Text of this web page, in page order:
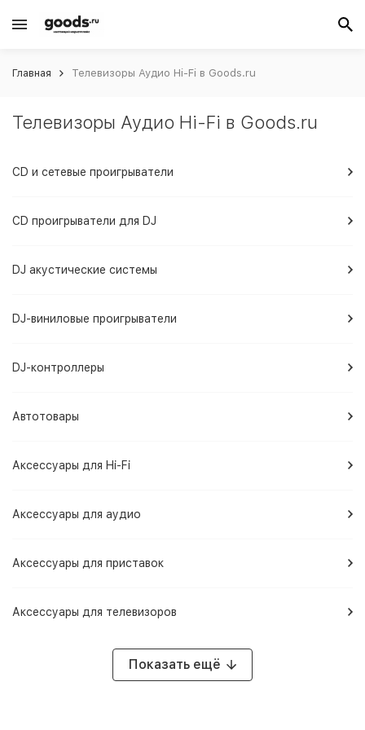
Главная Телевизоры Аудио Hi-Fi в Goods.ru
Телевизоры Аудио Hi-Fi в Goods.ru
CD и сетевые проигрыватели
CD проигрыватели для DJ
DJ акустические системы
DJ-виниловые проигрыватели
DJ-контроллеры
Автотовары
Аксессуары для Hi-Fi
Аксессуары для аудио
Аксессуары для приставок
Аксессуары для телевизоров
Показать ещё